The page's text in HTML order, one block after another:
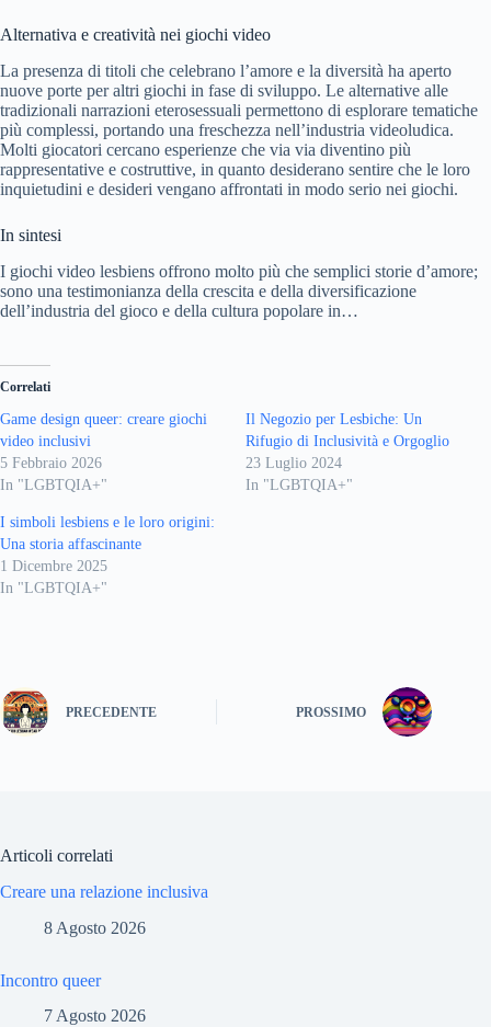
Alternativa e creatività nei giochi video
La presenza di titoli che celebrano l’amore e la diversità ha aperto
nuove porte per altri giochi in fase di sviluppo. Le alternative alle
tradizionali narrazioni eterosessuali permettono di esplorare tematiche
più complessi, portando una freschezza nell’industria videoludica.
Molti giocatori cercano esperienze che via via diventino più
rappresentative e costruttive, in quanto desiderano sentire che le loro
inquietudini e desideri vengano affrontati in modo serio nei giochi.
In sintesi
I giochi video lesbiens offrono molto più che semplici storie d’amore;
sono una testimonianza della crescita e della diversificazione
dell’industria del gioco e della cultura popolare in…
Correlati
Game design queer: creare giochi
video inclusivi
5 Febbraio 2026
In "LGBTQIA+"
Il Negozio per Lesbiche: Un
Rifugio di Inclusività e Orgoglio
23 Luglio 2024
In "LGBTQIA+"
I simboli lesbiens e le loro origini:
Una storia affascinante
1 Dicembre 2025
In "LGBTQIA+"
PRECEDENTE PROSSIMO
Articoli correlati
Creare una relazione inclusiva
8 Agosto 2026
Incontro queer
7 Agosto 2026